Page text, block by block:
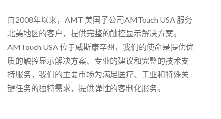
自2008年以来，AMT 美国子公司AMTouch USA 服务
北美地区的客户，提供完整的触控显示解决方案。
AMTouch USA 位于威斯康辛州，我们的使命是提供优
质的触控显示解决方案、专业的建议和完整的技术支
持服务，我们的主要市场为满足医疗、工业和特殊关
键任务的独特需求，提供弹性的客制化服务。